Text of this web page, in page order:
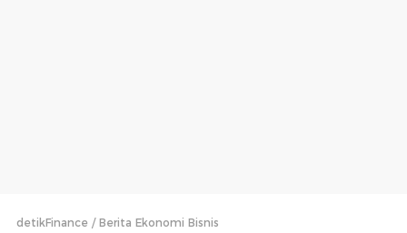
detikFinance Berita Ekonomi Bisnis